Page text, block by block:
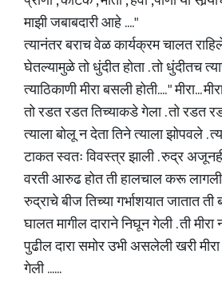
माझी जबाबदारी आहे ...."
त्यानंतर बराच वेळ कार्यक्रम चालत
घेतल्यामुळे तो धुंदीत होता . तो धुंदीतच
त्याठिकाणी मीरा बसली होती.... " मीरा...
तो रडत रडत तिच्याकडे गेला . तो रडत
त्याला बोलू न देता तिने त्याला झोपवले
टाकत स्वतः विवस्त्र झाली . रुद्र अजूनही
वरती आरुढ होत ती हालचाल करू
रुद्राचे बीज तिच्या गर्भाशयात जातात
घालत मागील दाराने निघून गेली . ती मीरा
पुढील दारा समोर उभी असलेली खरी
गेली ......